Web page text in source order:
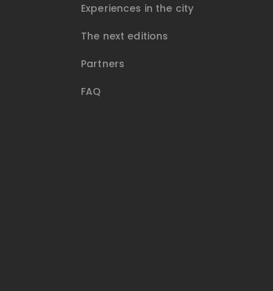
Experiences in the city
The next editions
Partners
FAQ